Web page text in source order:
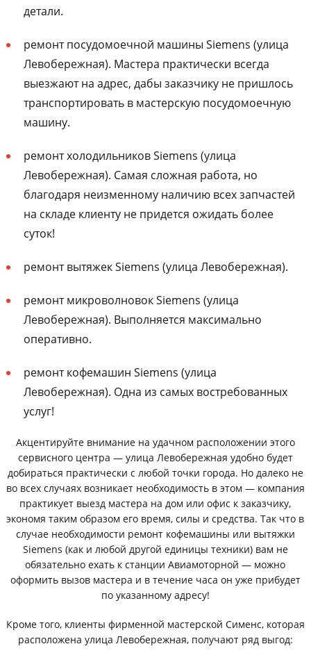
детали.
ремонт посудомоечной машины Siemens (улица
Левобережная). Мастера практически всегда
выезжают на адрес, дабы заказчику не пришлось
транспортировать в мастерскую посудомоечную
машину.
ремонт холодильников Siemens (улица
Левобережная). Самая сложная работа, но
благодаря неизменному наличию всех запчастей
на складе клиенту не придется ожидать более
суток!
ремонт вытяжек Siemens (улица Левобережная).
ремонт микроволновок Siemens (улица
Левобережная). Выполняется максимально
оперативно.
ремонт кофемашин Siemens (улица
Левобережная). Одна из самых востребованных
услуг!
Акцентируйте внимание на удачном расположении этого
сервисного центра — улица Левобережная удобно будет
добираться практически с любой точки города. Но далеко не
во всех случаях возникает необходимость в этом — компания
практикует выезд мастера на дом или офис к заказчику,
экономя таким образом его время, силы и средства. Так что в
случае необходимости ремонт кофемашины или вытяжки
Siemens (как и любой другой единицы техники) вам не
обязательно ехать к станции Авиамоторной — можно
оформить вызов мастера и в течение часа он уже прибудет
по указанному адресу!
Кроме того, клиенты фирменной мастерской Сименс, которая
расположена улица Левобережная, получают ряд выгод: